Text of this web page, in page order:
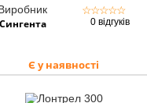
Сингента
☆☆☆☆☆
0 відгуків
Є у наявності